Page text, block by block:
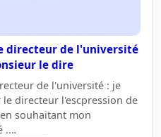
directeur de l'université
le dire
de l'université : je
directeur l'escpression de
souhaitant mon
.…